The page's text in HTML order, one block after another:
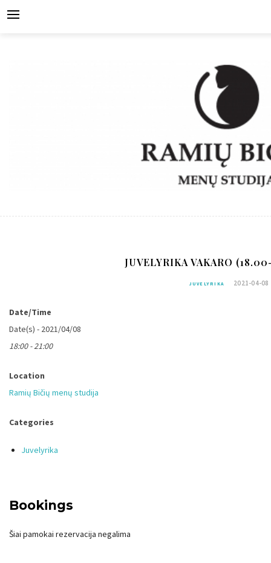
JUVELYRIKA VAKARO
JUVELYRIKA 2021-04-08
Date/Time
Date(s) - 2021/04/08
18:00 - 21:00
Location
Ramių Bičių menų studija
Categories
Juvelyrika
Bookings
Šiai pamokai rezervacija negalima